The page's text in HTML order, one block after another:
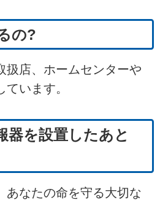
の?
扱店、ホームセンターや
います。
器を設置したあと
あなたの命を守る大切な